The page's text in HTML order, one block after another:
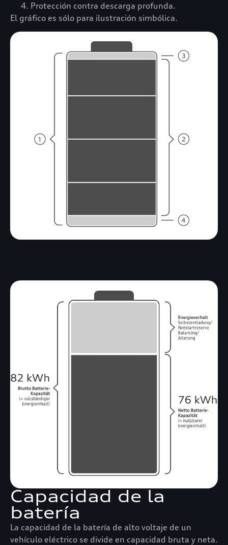
Protección contra descarga profunda.
El gráfico es sólo para ilustración simbólica.
Capacidad de la
batería
La capacidad de la batería de alto voltaje de un
vehículo eléctrico se divide en capacidad bruta y neta.